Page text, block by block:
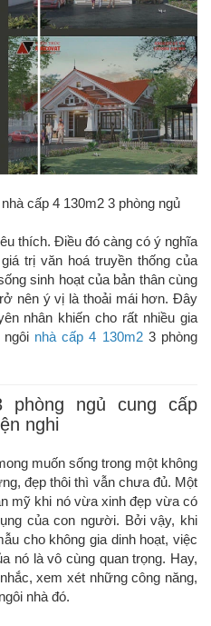
cấp 4 130m2 3 phòng ngủ
thích. Điều đó càng có ý nghĩa
trị văn hoá truyền thống của
sinh hoạt của bản thân cùng
nên ý vị là thoải mái hơn. Đây
nhân khiến cho rất nhiều gia
nhà cấp 4 130m23 phòng
phòng ngủ cung cấp
nghi
muốn sống trong một không
đẹp thôi thì vẫn chưa đủ. Một
mỹ khi nó vừa xinh đẹp vừa có
của con người. Bởi vậy, khi
cho không gia dinh hoạt, việc
nó là vô cùng quan trọng. Hay,
xem xét những công năng,
nhà đó.